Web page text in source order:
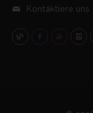
Kontaktiere uns